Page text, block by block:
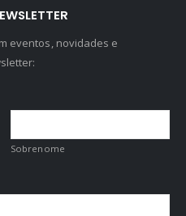
eventos, novidades e
Sobrenome